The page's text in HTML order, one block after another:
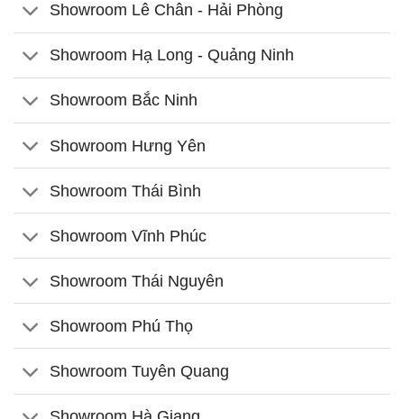
Showroom Lê Chân - Hải Phòng
Showroom Hạ Long - Quảng Ninh
Showroom Bắc Ninh
Showroom Hưng Yên
Showroom Thái Bình
Showroom Vĩnh Phúc
Showroom Thái Nguyên
Showroom Phú Thọ
Showroom Tuyên Quang